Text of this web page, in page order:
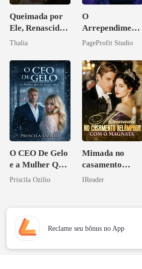
Queimada por
Ele, Renascida
como Estrela
Thalia
O
Arrependiment
o do Alfa: O
da Híbrida
PageProfit Studio
O CEO De Gelo
e a Mulher Que
Ele Jurou Odiar
Priscila Ozilio
Mimada no
casamento
relâmpago com
IReader
Reclame seu bônus no App